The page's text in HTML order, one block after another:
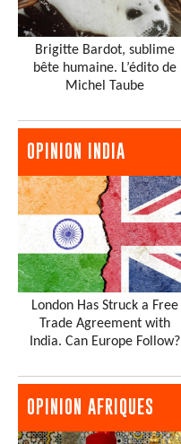
Brigitte Bardot, sublime
bête humaine. L’édito de
Michel Taube
OPINION INDIA
London Has Struck a Free
Trade Agreement with
India. Can Europe Follow?
OPINION AFRIQUES